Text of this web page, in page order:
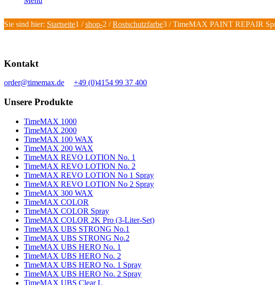
Sie sind hier: Startseite1 / shop-2 / Rostschutzfarbe3 / TimeMAX PAINT REPAIR
Kontakt
order@timemax.de +49 (0)4154 99 37 400
Unsere Produkte
TimeMAX 1000
TimeMAX 2000
TimeMAX 100 WAX
TimeMAX 200 WAX
TimeMAX REVO LOTION No. 1
TimeMAX REVO LOTION No. 2
TimeMAX REVO LOTION No 1 Spray
TimeMAX REVO LOTION No 2 Spray
TimeMAX 300 WAX
TimeMAX COLOR
TimeMAX COLOR Spray
TimeMAX COLOR 2K Pro (3-Liter-Set)
TimeMAX UBS STRONG No.1
TimeMAX UBS STRONG No.2
TimeMAX UBS HERO No. 1
TimeMAX UBS HERO No. 2
TimeMAX UBS HERO No. 1 Spray
TimeMAX UBS HERO No. 2 Spray
TimeMAX UBS Clear L